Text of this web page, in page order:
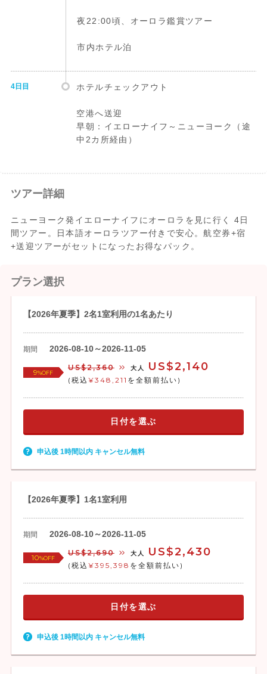
夜22:00頃、オーロラ鑑賞ツアー
市内ホテル泊
4日目 ホテルチェックアウト
空港へ送迎
早朝：イエローナイフ～ニューヨーク（途
中2カ所経由）
ツアー詳細
ニューヨーク発イエローナイフにオーロラを見に行く 4日
間ツアー。日本語オーロラツアー付きで安心。航空券+宿
+送迎ツアーがセットになったお得なパック。
プラン選択
【2026年夏季】2名1室利用の1名あたり
期間 2026-08-10～2026-11-05
9%OFF
US$2,360 大人 US$2,140
(税込 ¥348,211 を全額前払い)
日付を選ぶ
申込後 1時間以内 キャンセル無料
【2026年夏季】1名1室利用
期間 2026-08-10～2026-11-05
10%OFF
US$2,690 大人 US$2,430
(税込 ¥395,398 を全額前払い)
日付を選ぶ
申込後 1時間以内 キャンセル無料